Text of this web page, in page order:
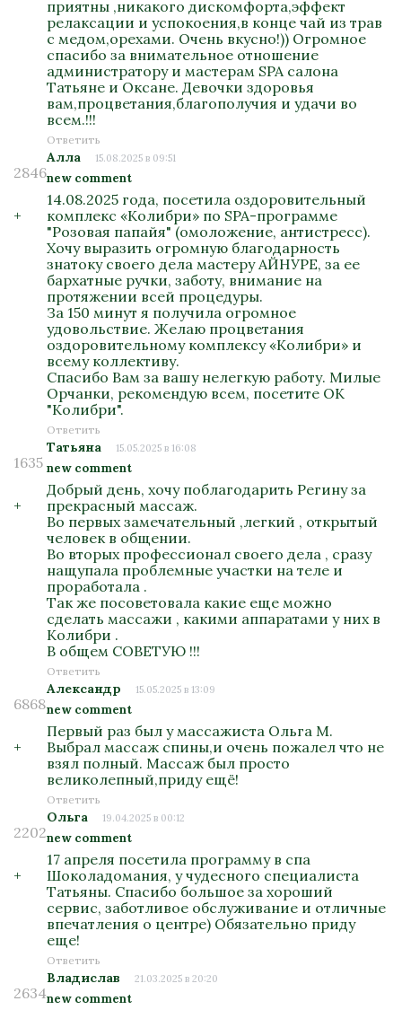
приятны ,никакого дискомфорта,эффект
релаксации и успокоения,в конце чай из трав
с медом,орехами. Очень вкусно!)) Огромное
спасибо за внимательное отношение
администратору и мастерам SPA салона
Татьяне и Оксане. Девочки здоровья
вам,процветания,благополучия и удачи во
всем.!!!
Ответить
2846
+
Алла 15.08.2025 в 09:51
new comment
14.08.2025 года, посетила оздоровительный
комплекс «Колибри» по SPA-программе
"Розовая папайя" (омоложение, антистресс).
Хочу выразить огромную благодарность
знатоку своего дела мастеру АЙНУРЕ, за ее
бархатные ручки, заботу, внимание на
протяжении всей процедуры.
За 150 минут я получила огромное
удовольствие. Желаю процветания
оздоровительному комплексу «Колибри» и
всему коллективу.
Спасибо Вам за вашу нелегкую работу. Милые
Орчанки, рекомендую всем, посетите ОК
"Колибри".
Ответить
1635
+
Татьяна 15.05.2025 в 16:08
new comment
Добрый день, хочу поблагодарить Регину за
прекрасный массаж.
Во первых замечательный ,легкий , открытый
человек в общении.
Во вторых профессионал своего дела , сразу
нащупала проблемные участки на теле и
проработала .
Так же посоветовала какие еще можно
сделать массажи , какими аппаратами у них в
Колибри .
В общем СОВЕТУЮ !!!
Ответить
6868
+
Александр 15.05.2025 в 13:09
new comment
Первый раз был у массажиста Ольга М.
Выбрал массаж спины,и очень пожалел что не
взял полный. Массаж был просто
великолепный,приду ещё!
Ответить
2202
+
Ольга 19.04.2025 в 00:12
new comment
17 апреля посетила программу в спа
Шоколадомания, у чудесного специалиста
Татьяны. Спасибо большое за хороший
сервис, заботливое обслуживание и отличные
впечатления о центре) Обязательно приду
еще!
Ответить
2634
Владислав 21.03.2025 в 20:20
new comment